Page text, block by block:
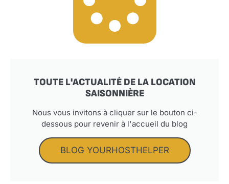
TOUTE L'ACTUALITÉ DE LA LOCATION
SAISONNIÈRE
Nous vous invitons à cliquer sur le bouton ci-
dessous pour revenir à l'accueil du blog
BLOG YOURHOSTHELPER